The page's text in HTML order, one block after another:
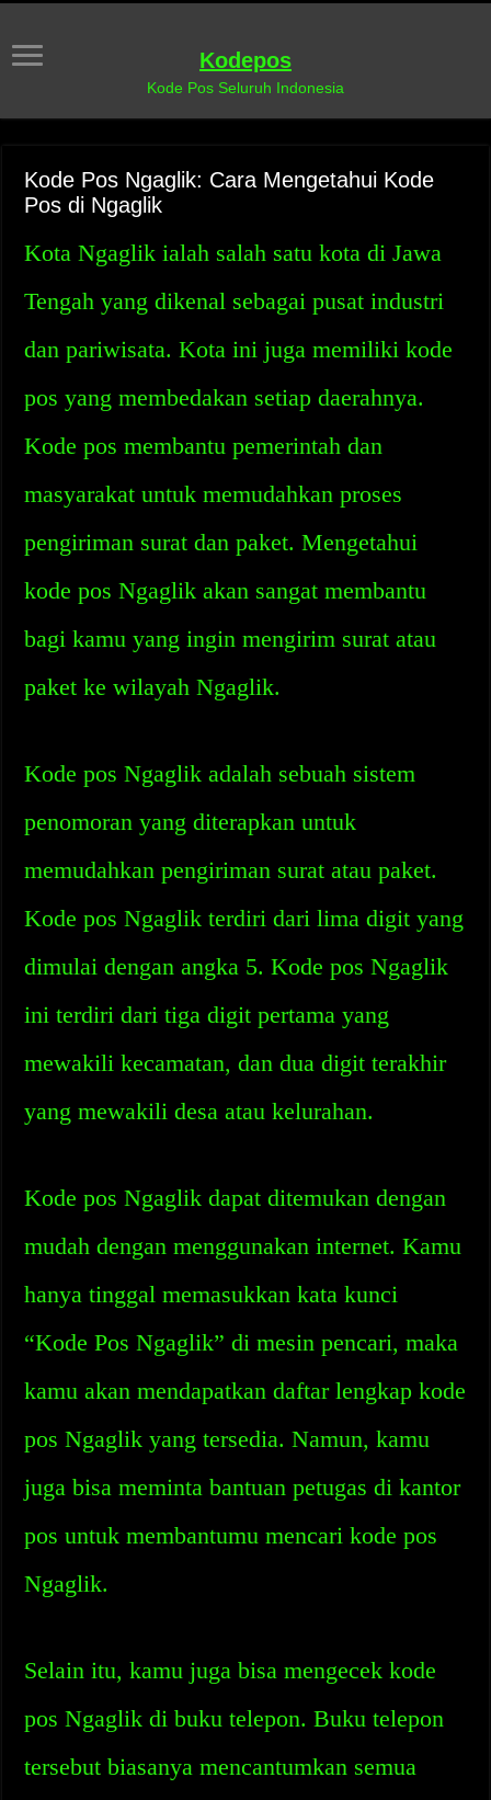
Kodepos
Kode Pos Seluruh Indonesia
Kode Pos Ngaglik: Cara Mengetahui Kode
Pos di Ngaglik
Kota Ngaglik ialah salah satu kota di Jawa
Tengah yang dikenal sebagai pusat industri
dan pariwisata. Kota ini juga memiliki kode
pos yang membedakan setiap daerahnya.
Kode pos membantu pemerintah dan
masyarakat untuk memudahkan proses
pengiriman surat dan paket. Mengetahui
kode pos Ngaglik akan sangat membantu
bagi kamu yang ingin mengirim surat atau
paket ke wilayah Ngaglik.
Kode pos Ngaglik adalah sebuah sistem
penomoran yang diterapkan untuk
memudahkan pengiriman surat atau paket.
Kode pos Ngaglik terdiri dari lima digit yang
dimulai dengan angka 5. Kode pos Ngaglik
ini terdiri dari tiga digit pertama yang
mewakili kecamatan, dan dua digit terakhir
yang mewakili desa atau kelurahan.
Kode pos Ngaglik dapat ditemukan dengan
mudah dengan menggunakan internet. Kamu
hanya tinggal memasukkan kata kunci
“Kode Pos Ngaglik” di mesin pencari, maka
kamu akan mendapatkan daftar lengkap kode
pos Ngaglik yang tersedia. Namun, kamu
juga bisa meminta bantuan petugas di kantor
pos untuk membantumu mencari kode pos
Ngaglik.
Selain itu, kamu juga bisa mengecek kode
pos Ngaglik di buku telepon. Buku telepon
tersebut biasanya mencantumkan semua